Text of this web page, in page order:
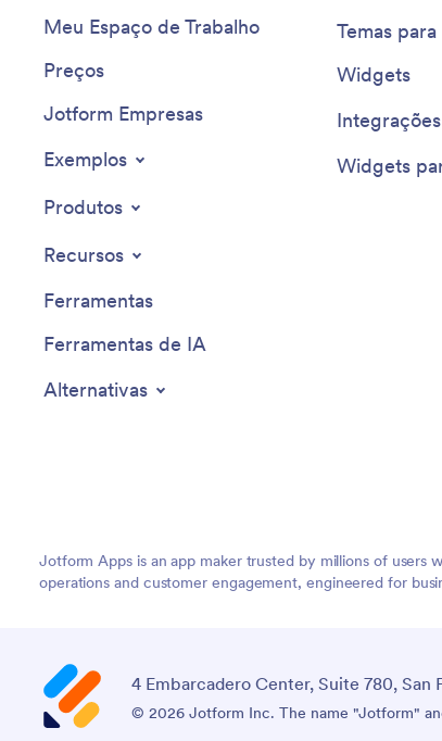
Meu Espaço de Trabalho
Preços
Jotform Empresas
Exemplos
Produtos
Recursos
Ferramentas
Ferramentas de IA
Alternativas
Temas
Widgets
Integrações
Widgets
Jotform Apps is an app maker trusted by millions of
operations and customer engagement, engineered for
4 Embarcadero Center, Suite 780, San
© 2026 Jotform Inc. The name "Jotform"